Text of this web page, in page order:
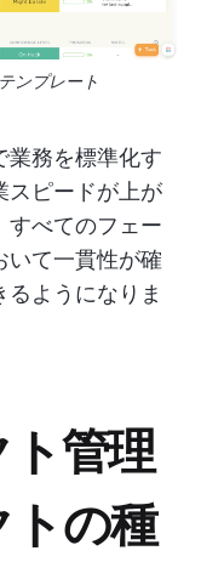
ンプレート
業務を標準化す
スピードが上が
すべてのフェー
いて一貫性が確
ようになりま
管理
トの種